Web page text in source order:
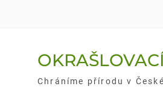
Chráníme přírodu v